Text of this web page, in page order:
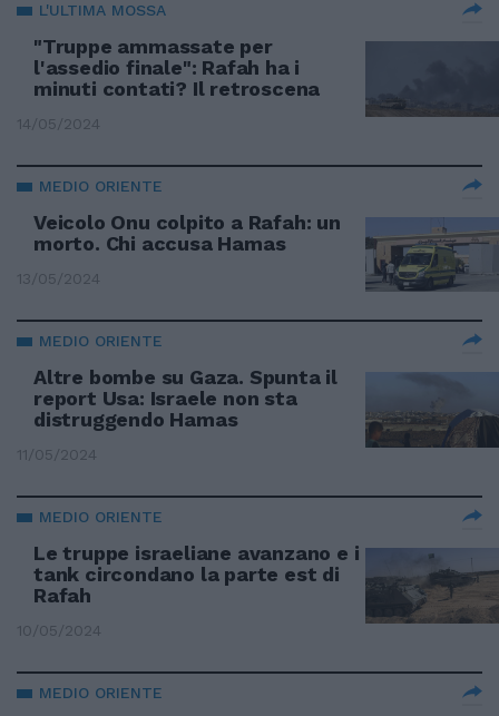
L'ULTIMA MOSSA
"Truppe ammassate per
l'assedio finale": Rafah ha i
minuti contati? Il retroscena
14/05/2024
MEDIO ORIENTE
Veicolo Onu colpito a Rafah: un
morto. Chi accusa Hamas
13/05/2024
MEDIO ORIENTE
Altre bombe su Gaza. Spunta il
report Usa: Israele non sta
distruggendo Hamas
11/05/2024
MEDIO ORIENTE
Le truppe israeliane avanzano e i
tank circondano la parte est di
Rafah
10/05/2024
MEDIO ORIENTE